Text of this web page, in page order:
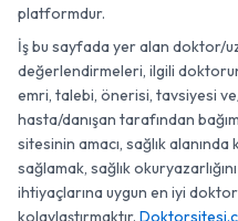
platformdur.
İş bu sayfada yer alan doktor/
değerlendirmeleri, ilgili
emri, talebi, önerisi, tavsiyesi
hasta/danışan tarafından
sitesinin amacı, sağlık
sağlamak, sağlık
ihtiyaçlarına uygun en iyi doktor
kolaylaştırmaktır.